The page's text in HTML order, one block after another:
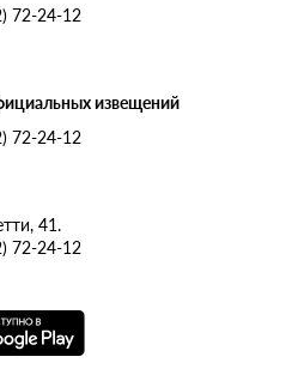
72-24-12
извещений
72-24-12
41.
72-24-12